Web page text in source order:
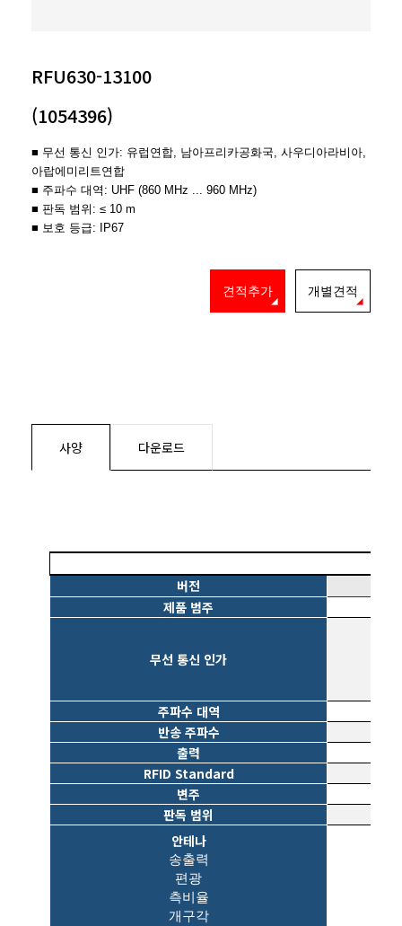
RFU630-13100
(1054396)
■ 무선 통신 인가: 유럽연합, 남아프리카공화국, 사우디아라비아,
아랍에미리트연합
■ 주파수 대역: UHF (860 MHz ... 960 MHz)
■ 판독 범위: ≤ 10 m
■ 보호 등급: IP67
견적추가 개별견적
사양 다운로드
버전
제품 범주
무선 통신 인가
주파수 대역
반송 주파수
출력
RFID Standard
변주
판독 범위
안테나
송출력
편광
측비율
개구각